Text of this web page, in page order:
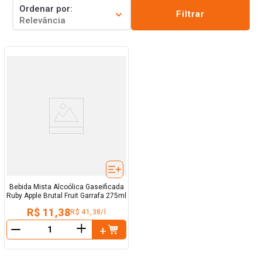
Ordenar por
Relevância
Filtrar
Bebida Mista Alcoólica Gaseificada
Ruby Apple Brutal Fruit Garrafa 275ml
R$ 11,38R$ 41,38/l
＋